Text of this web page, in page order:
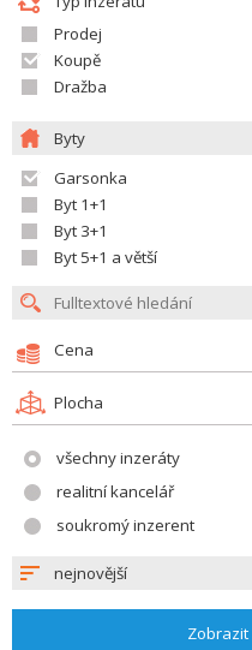
Prodej
Koupě
Dražba
Byty
Garsonka
Byt 1+1
Byt 3+1
Byt 5+1 a větší
Cena
Plocha
všechny inzeráty
realitní kancelář
soukromý inzerent
nejnovější
Zobrazit